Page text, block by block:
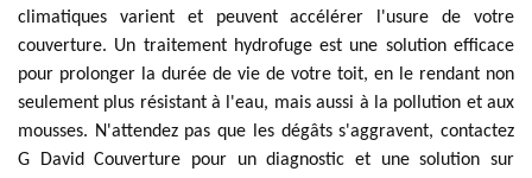
climatiques varient et peuvent accélérer l'usure de votre
couverture. Un traitement hydrofuge est une solution efficace
pour prolonger la durée de vie de votre toit, en le rendant non
seulement plus résistant à l'eau, mais aussi à la pollution et aux
mousses. N'attendez pas que les dégâts s'aggravent, contactez
G David Couverture pour un diagnostic et une solution sur